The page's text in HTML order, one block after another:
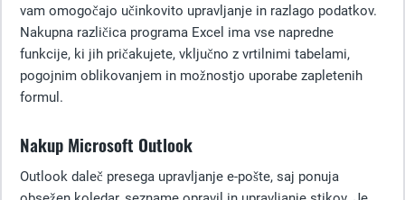
vam omogočajo učinkovito upravljanje in razlago podatkov.
Nakupna različica programa Excel ima vse napredne
funkcije, ki jih pričakujete, vključno z vrtilnimi tabelami,
pogojnim oblikovanjem in možnostjo uporabe zapletenih
formul.
Nakup Microsoft Outlook
Outlook daleč presega upravljanje e-pošte, saj ponuja